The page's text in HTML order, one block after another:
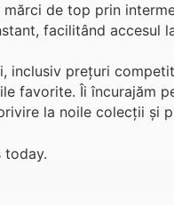
de top prin
facilitând accesul
inclusiv prețuri
favorite. Îi încurajăm
la noile colecții și
today.